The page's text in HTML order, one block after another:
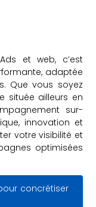
et web, c’est
adaptée
Que vous soyez
située ailleurs en
sur-
innovation et
votre visibilité et
optimisées
concrétiser